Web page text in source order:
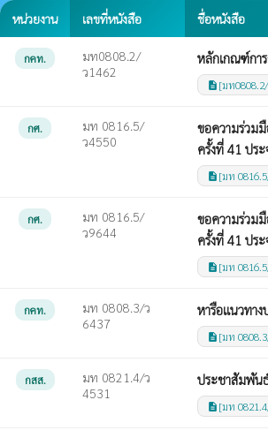
หน่วยงาน เลขที่หนังสือ ชื่อหนังสือ
กคท.
มท0808.2/
ว1462
หลักเกณฑ์การ
description [มท
กศ.
มท 0816.5/
ว4550
ขอความร่วม
ครั้งที่ 41 ปร
description [มท
กศ.
มท 0816.5/
ว9644
ขอความร่วม
ครั้งที่ 41 ปร
description [มท
กคท.
มท 0808.3/ว
6437
หารือแนวทา
description [มท
กสส.
มท 0821.4/ว
4531
ประชาสัมพัน
description [มท